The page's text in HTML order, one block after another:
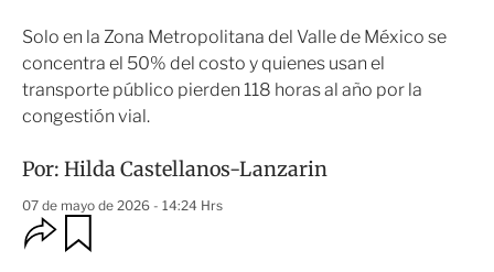
Solo en la Zona Metropolitana del Valle de México se
concentra el 50% del costo y quienes usan el
transporte público pierden 118 horas al año por la
congestión vial.
Por: Hilda Castellanos-Lanzarin
07 de mayo de 2026 - 14:24 Hrs
O
p